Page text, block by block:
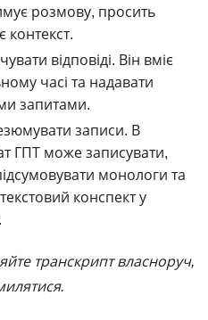
розмову, просить
контекст.
відповіді. Він вміє
часі та надавати
запитами.
записи. В
ГПТ може записувати,
монологи та
конспект у
транскрипт власноруч,